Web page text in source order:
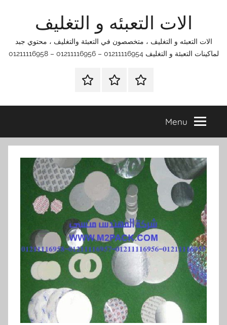
الات التعبئه و التغليف
الات التعبئه و التغليف ، متخصصون في التعبئة والتغليف ، محتوي جبد
لماكينات التعبئة و التغليف 01211116954 – 01211116956 – 01211116958
الرئيسيةاتصل
اتـصـل
في
التي
Menu